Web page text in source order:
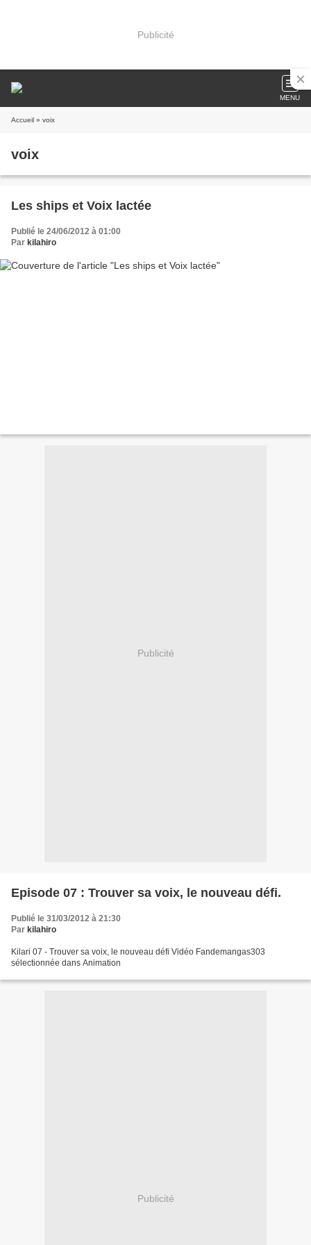
Publicité
MENU
Accueil » voix
voix
Les ships et Voix lactée
Publié le 24/06/2012 à 01:00
Par kilahiro
Publicité
Episode 07 : Trouver sa voix, le nouveau défi.
Publié le 31/03/2012 à 21:30
Par kilahiro
Kilari 07 - Trouver sa voix, le nouveau défi Vidéo Fandemangas303
sélectionnée dans Animation
Publicité